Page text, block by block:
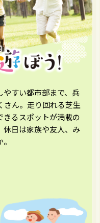
やすい都市部まで、兵
さん。走り回れる芝生
るスポットが満載の
休日は家族や友人、み